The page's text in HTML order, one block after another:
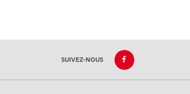
SUIVEZ-NOUS